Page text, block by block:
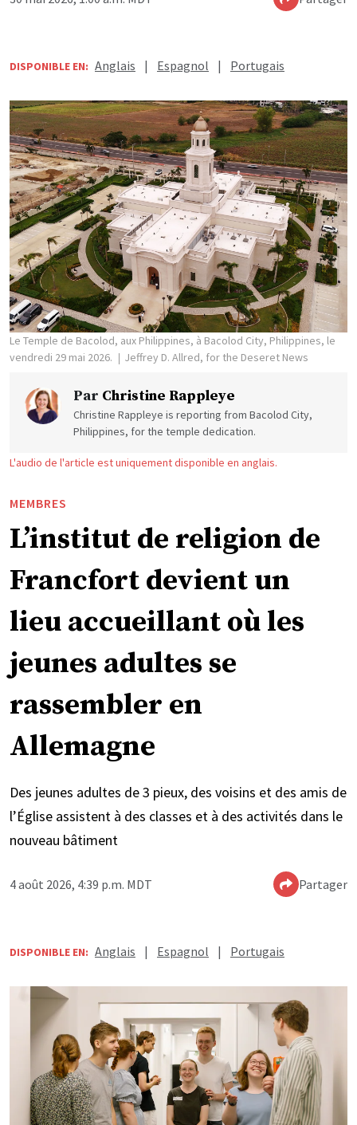
DISPONIBLE EN: Anglais | Espagnol | Portugais
Le Temple de Bacolod, aux Philippines, à Bacolod City, Philippines, le
vendredi 29 mai 2026.
Jeffrey D. Allred, for the Deseret News
Par Christine Rappleye
Christine Rappleye is reporting from Bacolod City,
Philippines, for the temple dedication.
L'audio de l'article est uniquement disponible en anglais.
MEMBRES
L’institut de religion de
Francfort devient un
lieu accueillant où les
jeunes adultes se
rassembler en
Allemagne
Des jeunes adultes de 3 pieux, des voisins et des amis de
l’Église assistent à des classes et à des activités dans le
nouveau bâtiment
4 août 2026, 4:39 p.m. MDT Partager
DISPONIBLE EN: Anglais | Espagnol | Portugais